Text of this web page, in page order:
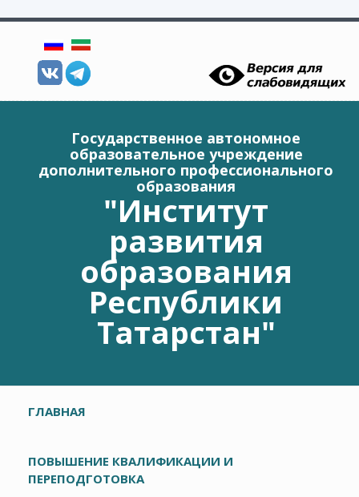
Государственное автономное
образовательное учреждение
дополнительного профессионального
образования
"Институт
развития
образования
Республики
Татарстан"
Главное меню
ГЛАВНАЯ
ПОВЫШЕНИЕ КВАЛИФИКАЦИИ И
ПЕРЕПОДГОТОВКА